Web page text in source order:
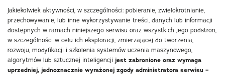
Jakiekolwiek aktywności, w szczególności: pobieranie, zwielokrotnianie,
przechowywanie, lub inne wykorzystywanie treści, danych lub informacji
dostępnych w ramach niniejszego serwisu oraz wszystkich jego podstron,
w szczególności w celu ich eksploracji, zmierzającej do tworzenia,
rozwoju, modyfikacji i szkolenia systemów uczenia maszynowego,
algorytmów lub sztucznej inteligencji jest zabronione oraz wymaga
uprzedniej, jednoznacznie wyrażonej zgody administratora serwisu –